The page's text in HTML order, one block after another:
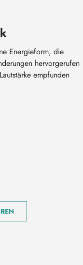
Energieform, die
hervorgerufen
empfunden